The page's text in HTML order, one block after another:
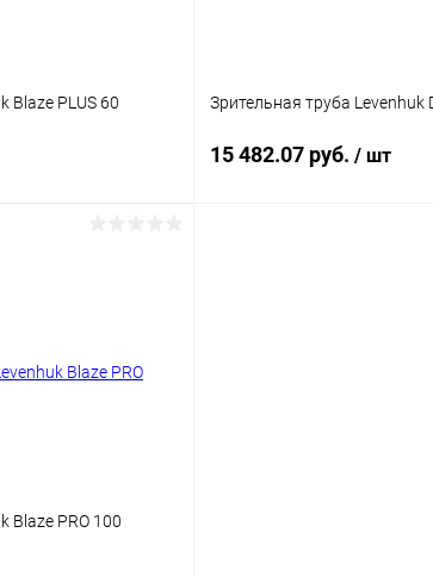
Blaze PLUS 60 Зрительная труба Levenhuk
15 482.07 руб. / шт
Blaze PRO 100